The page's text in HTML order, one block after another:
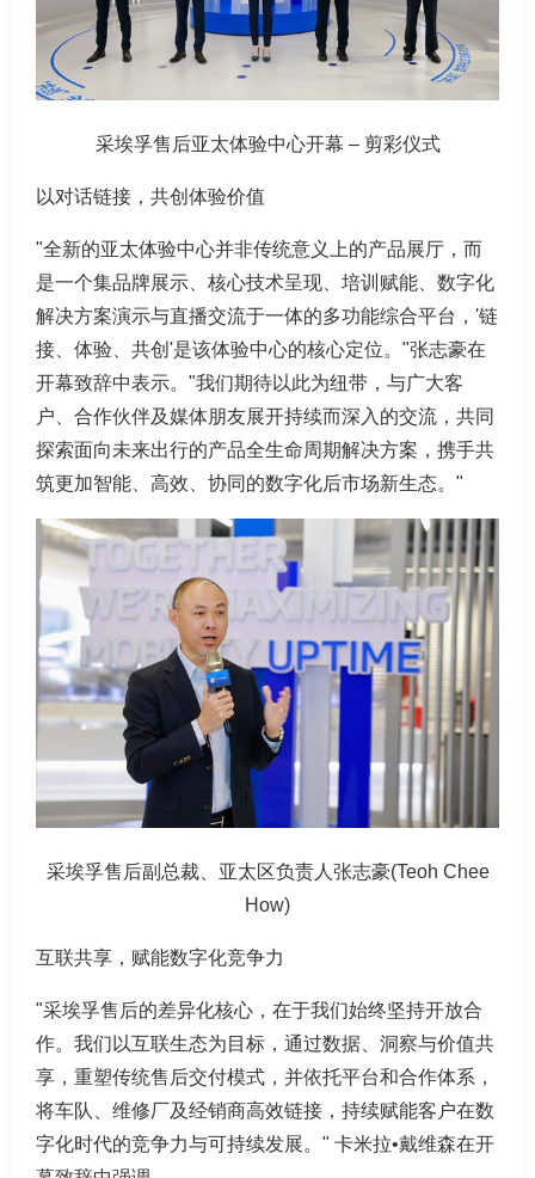
采埃孚售后亚太体验中心开幕 – 剪彩仪式
以对话链接，共创体验价值
"全新的亚太体验中心并非传统意义上的产品展厅，而
是一个集品牌展示、核心技术呈现、培训赋能、数字化
解决方案演示与直播交流于一体的多功能综合平台，'链
接、体验、共创'是该体验中心的核心定位。"张志豪在
开幕致辞中表示。"我们期待以此为纽带，与广大客
户、合作伙伴及媒体朋友展开持续而深入的交流，共同
探索面向未来出行的产品全生命周期解决方案，携手共
筑更加智能、高效、协同的数字化后市场新生态。"
采埃孚售后副总裁、亚太区负责人张志豪(Teoh Chee
How)
互联共享，赋能数字化竞争力
"采埃孚售后的差异化核心，在于我们始终坚持开放合
作。我们以互联生态为目标，通过数据、洞察与价值共
享，重塑传统售后交付模式，并依托平台和合作体系，
将车队、维修厂及经销商高效链接，持续赋能客户在数
字化时代的竞争力与可持续发展。" 卡米拉•戴维森在开